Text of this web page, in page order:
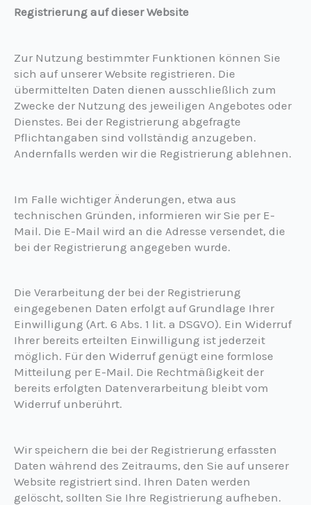
Registrierung auf dieser Website
Zur Nutzung bestimmter Funktionen können Sie
sich auf unserer Website registrieren. Die
übermittelten Daten dienen ausschließlich zum
Zwecke der Nutzung des jeweiligen Angebotes oder
Dienstes. Bei der Registrierung abgefragte
Pflichtangaben sind vollständig anzugeben.
Andernfalls werden wir die Registrierung ablehnen.
Im Falle wichtiger Änderungen, etwa aus
technischen Gründen, informieren wir Sie per E-
Mail. Die E-Mail wird an die Adresse versendet, die
bei der Registrierung angegeben wurde.
Die Verarbeitung der bei der Registrierung
eingegebenen Daten erfolgt auf Grundlage Ihrer
Einwilligung (Art. 6 Abs. 1 lit. a DSGVO). Ein Widerruf
Ihrer bereits erteilten Einwilligung ist jederzeit
möglich. Für den Widerruf genügt eine formlose
Mitteilung per E-Mail. Die Rechtmäßigkeit der
bereits erfolgten Datenverarbeitung bleibt vom
Widerruf unberührt.
Wir speichern die bei der Registrierung erfassten
Daten während des Zeitraums, den Sie auf unserer
Website registriert sind. Ihren Daten werden
gelöscht, sollten Sie Ihre Registrierung aufheben.